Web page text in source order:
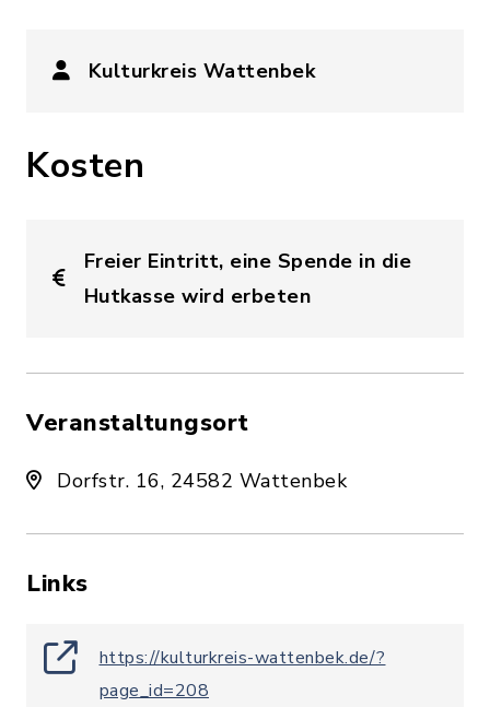
Kulturkreis Wattenbek
Kosten
Freier Eintritt, eine Spende in die
Hutkasse wird erbeten
Veranstaltungsort
Dorfstr. 16, 24582 Wattenbek
Links
https://kulturkreis-wattenbek.de/?
page_id=208